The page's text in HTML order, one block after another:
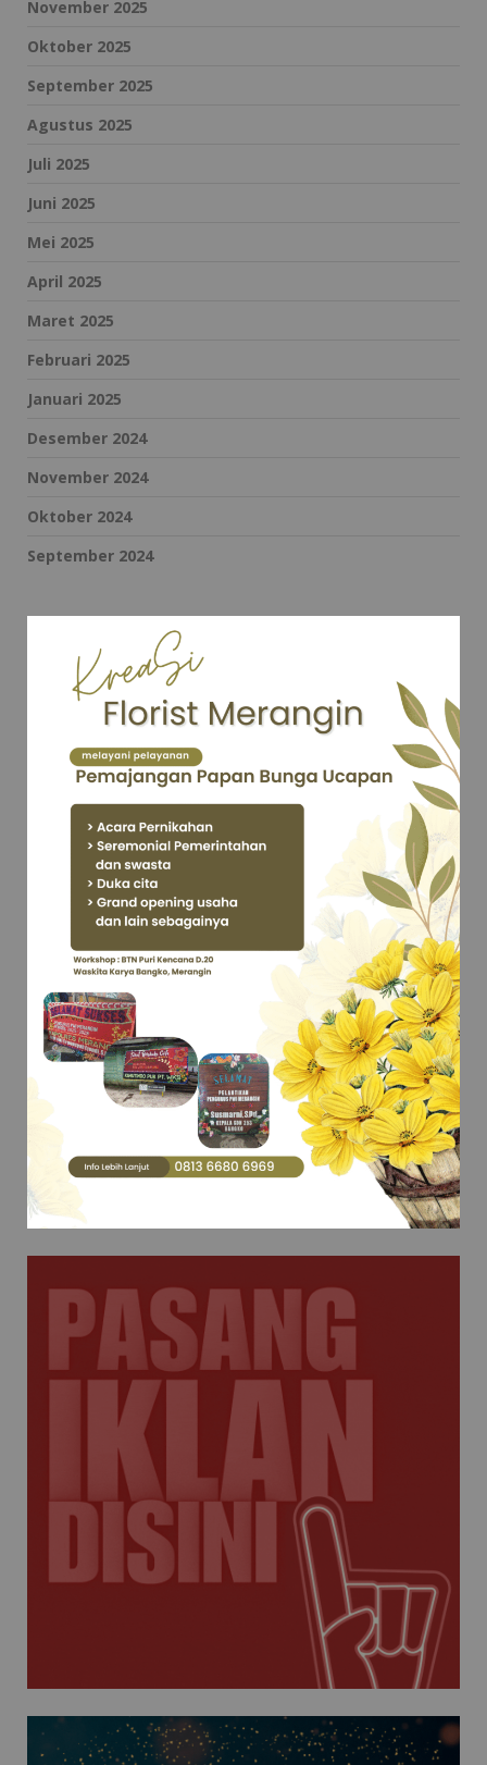
November 2025
Oktober 2025
September 2025
Agustus 2025
Juli 2025
Juni 2025
Mei 2025
April 2025
Maret 2025
Februari 2025
Januari 2025
Desember 2024
November 2024
Oktober 2024
September 2024